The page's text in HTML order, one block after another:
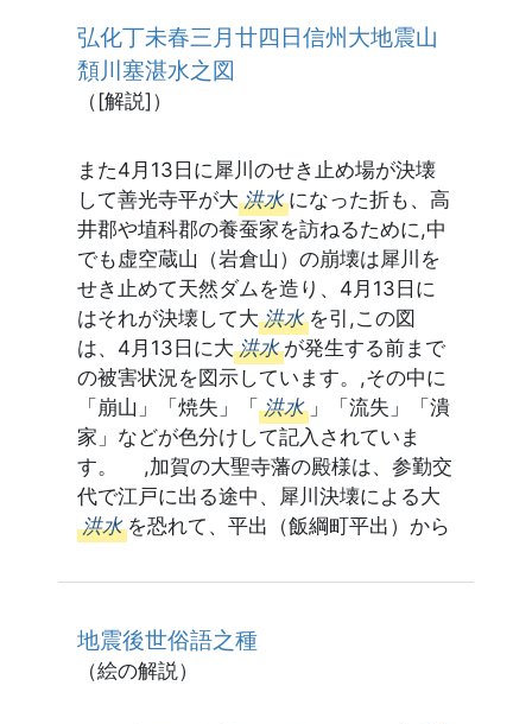
弘化丁未春三月廿四日信州大地震山
頽川塞湛水之図
（[解説]）
また4月13日に犀川のせき止め場が決壊
して善光寺平が大 洪水 になった折も、高
井郡や埴科郡の養蚕家を訪ねるために,中
でも虚空蔵山（岩倉山）の崩壊は犀川を
せき止めて天然ダムを造り、4月13日に
はそれが決壊して大 洪水 を引,この図
は、4月13日に大 洪水 が発生する前まで
の被害状況を図示しています。,その中に
「崩山」「焼失」「 洪水 」「流失」「潰
家」などが色分けして記入されていま
す。 ,加賀の大聖寺藩の殿様は、参勤交
代で江戸に出る途中、犀川決壊による大
洪水 を恐れて、平出（飯綱町平出）から
地震後世俗語之種
（絵の解説）